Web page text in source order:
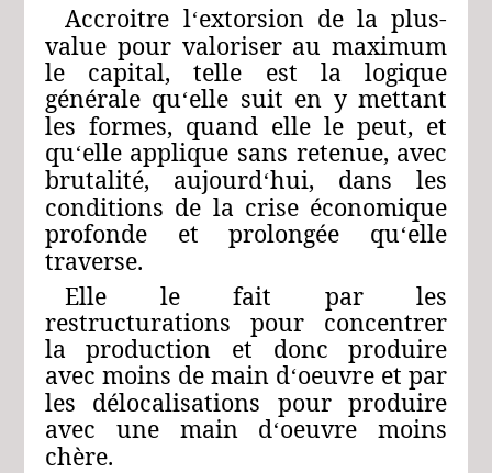
Accroitre l‘extorsion de la plus-
value pour valoriser au maximum
le capital, telle est la logique
générale qu‘elle suit en y mettant
les formes, quand elle le peut, et
qu‘elle applique sans retenue, avec
brutalité, aujourd‘hui, dans les
conditions de la crise économique
profonde et prolongée qu‘elle
traverse.
Elle le fait par les
restructurations pour concentrer
la production et donc produire
avec moins de main d‘oeuvre et par
les délocalisations pour produire
avec une main d‘oeuvre moins
chère.